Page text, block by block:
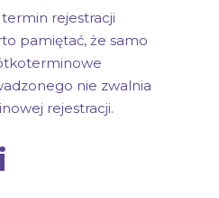
rejestracji
pamiętać, że samo
nie zwalnia
rejestracji.